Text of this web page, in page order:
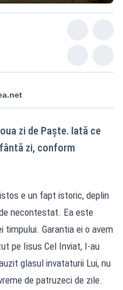
zi de Paște. Iată ce
zi, conform
e un fapt istoric, deplin
necontestat. Ea este
timpului. Garantia ei o avem
pe Iisus Cel Inviat, I-au
glasul invataturii Lui, nu
de patruzeci de zile.